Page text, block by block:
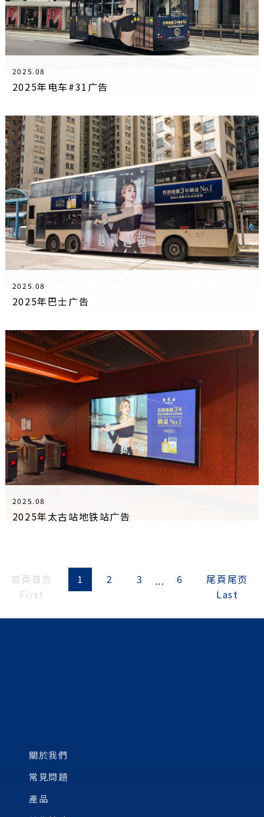
2025.08
2025年电车#31广告
2025.08
2025年巴士广告
2025.08
2025年太古站地铁站广告
首頁 首页
First
1 2 3 ... 6 尾頁尾页
Last
關於我們
常見問題
產品